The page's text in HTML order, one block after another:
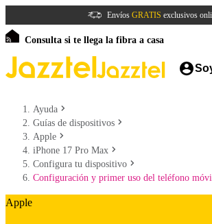
Envíos GRATIS exclusivos
Consulta si te llega la fibra a casa
Ayuda
Guías de dispositivos
Apple
iPhone 17 Pro Max
Configura tu dispositivo
Configuración y primer uso del teléfono
Apple